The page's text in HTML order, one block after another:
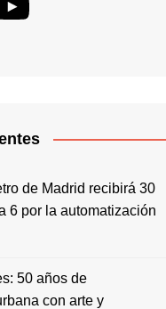
de Madrid recibirá 30
6 por la automatización
50 años de
con arte y